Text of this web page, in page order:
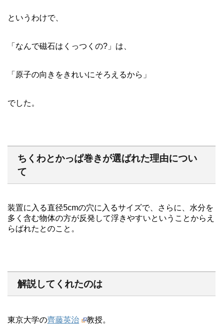
というわけで、
「なんで磁石はくっつくの?」は、
「原子の向きをきれいにそろえるから」
でした。
ちくわとかっぱ巻きが選ばれた理由につい
て
装置に入る直径5cmの穴に入るサイズで、さらに、水分を
多く含む物体の方が反発して浮きやすいということからえ
らばれたとのこと。
解説してくれたのは
東京大学の齊藤英治 教授。